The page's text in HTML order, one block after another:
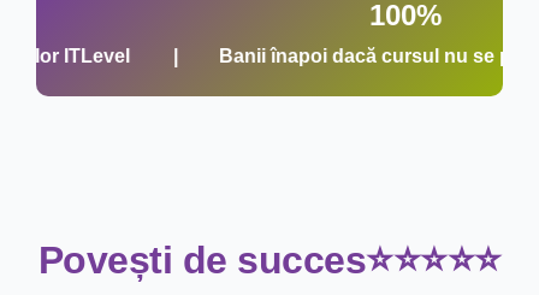
ITLevel |Banii înapoi dacă cursul nu se potrivește
Povești de succes⭐⭐⭐⭐⭐